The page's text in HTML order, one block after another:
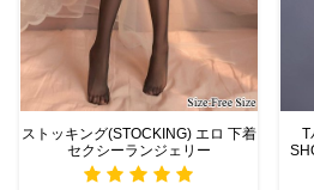
ストッキング(STOCKING) エロ 下着
セクシーランジェリー
T